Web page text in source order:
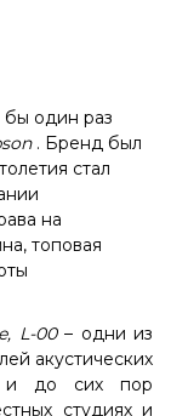
один раз
. Бренд был
стал
на
топовая
L-00– одни из
акустических
и до сих пор
студиях и